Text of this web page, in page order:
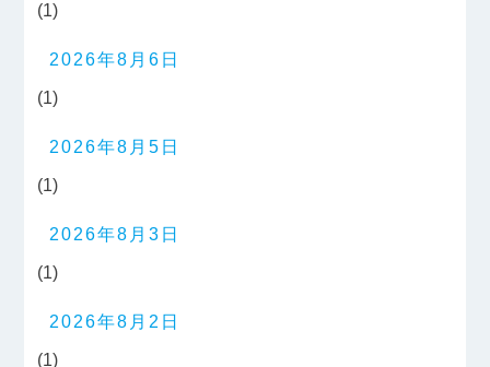
(1)
2026年8月6日
(1)
2026年8月5日
(1)
2026年8月3日
(1)
2026年8月2日
(1)